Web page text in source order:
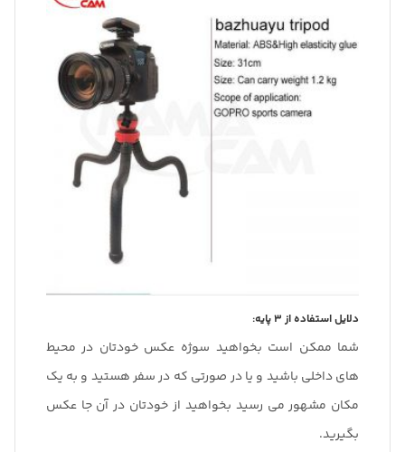
دلایل استفاده از 3 پایه:
شما ممکن است بخواهید سوژه عکس خودتان در محیط
های داخلی باشید و یا در صورتی که در سفر هستید و به یک
مکان مشهور می رسید بخواهید از خودتان در آن جا عکس
بگیرید.